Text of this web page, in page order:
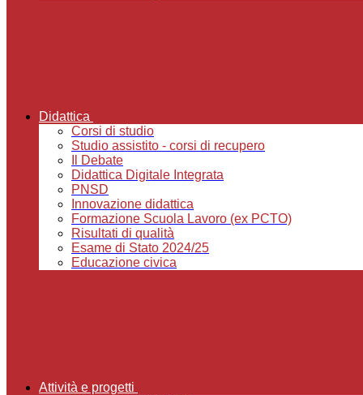
Didattica
Corsi di studio
Studio assistito - corsi di recupero
Il Debate
Didattica Digitale Integrata
PNSD
Innovazione didattica
Formazione Scuola Lavoro (ex PCTO)
Risultati di qualità
Esame di Stato 2024/25
Educazione civica
Attività e progetti